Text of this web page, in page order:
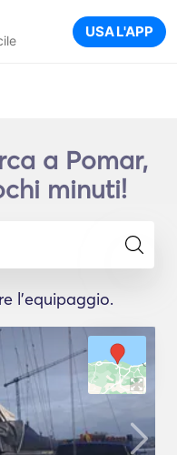
USA L'APP
a Pomar,
minuti!
l'equipaggio.